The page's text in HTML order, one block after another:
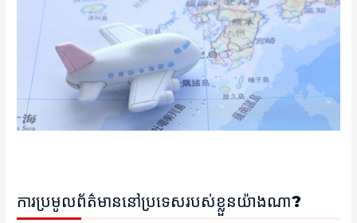
ការប្រមូលព័ត៌មាននៅប្រទេសរបស់ខ្លួនយ៉ាងណា?